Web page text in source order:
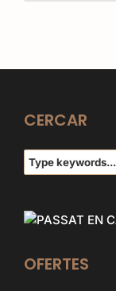
CERCAR
OFERTES